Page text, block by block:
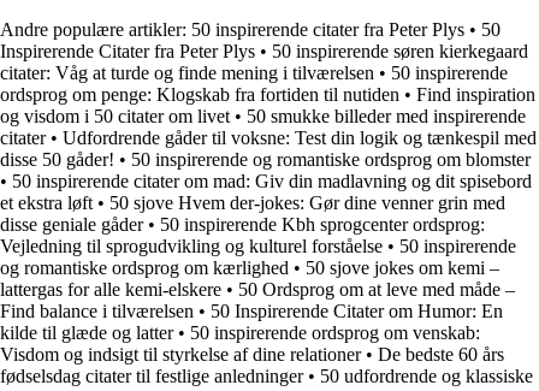
Andre populære artikler: 50 inspirerende citater fra Peter Plys • 50
Inspirerende Citater fra Peter Plys • 50 inspirerende søren kierkegaard
citater: Våg at turde og finde mening i tilværelsen • 50 inspirerende
ordsprog om penge: Klogskab fra fortiden til nutiden • Find inspiration
og visdom i 50 citater om livet • 50 smukke billeder med inspirerende
citater• Udfordrende gåder til voksne: Test din logik og tænkespil med
disse 50 gåder! • 50 inspirerende og romantiske ordsprog om blomster
• 50 inspirerende citater om mad: Giv din madlavning og dit spisebord
et ekstra løft • 50 sjove Hvem der-jokes: Gør dine venner grin med
disse geniale gåder• 50 inspirerende Kbh sprogcenter ordsprog:
Vejledning til sprogudvikling og kulturel forståelse • 50 inspirerende
og romantiske ordsprog om kærlighed • 50 sjove jokes om kemi –
lattergas for alle kemi-elskere • 50 Ordsprog om at leve med måde –
Find balance i tilværelsen • 50 Inspirerende Citater om Humor: En
kilde til glæde og latter• 50 inspirerende ordsprog om venskab:
Visdom og indsigt til styrkelse af dine relationer• De bedste 60 års
fødselsdag citater til festlige anledninger• 50 udfordrende og klassiske